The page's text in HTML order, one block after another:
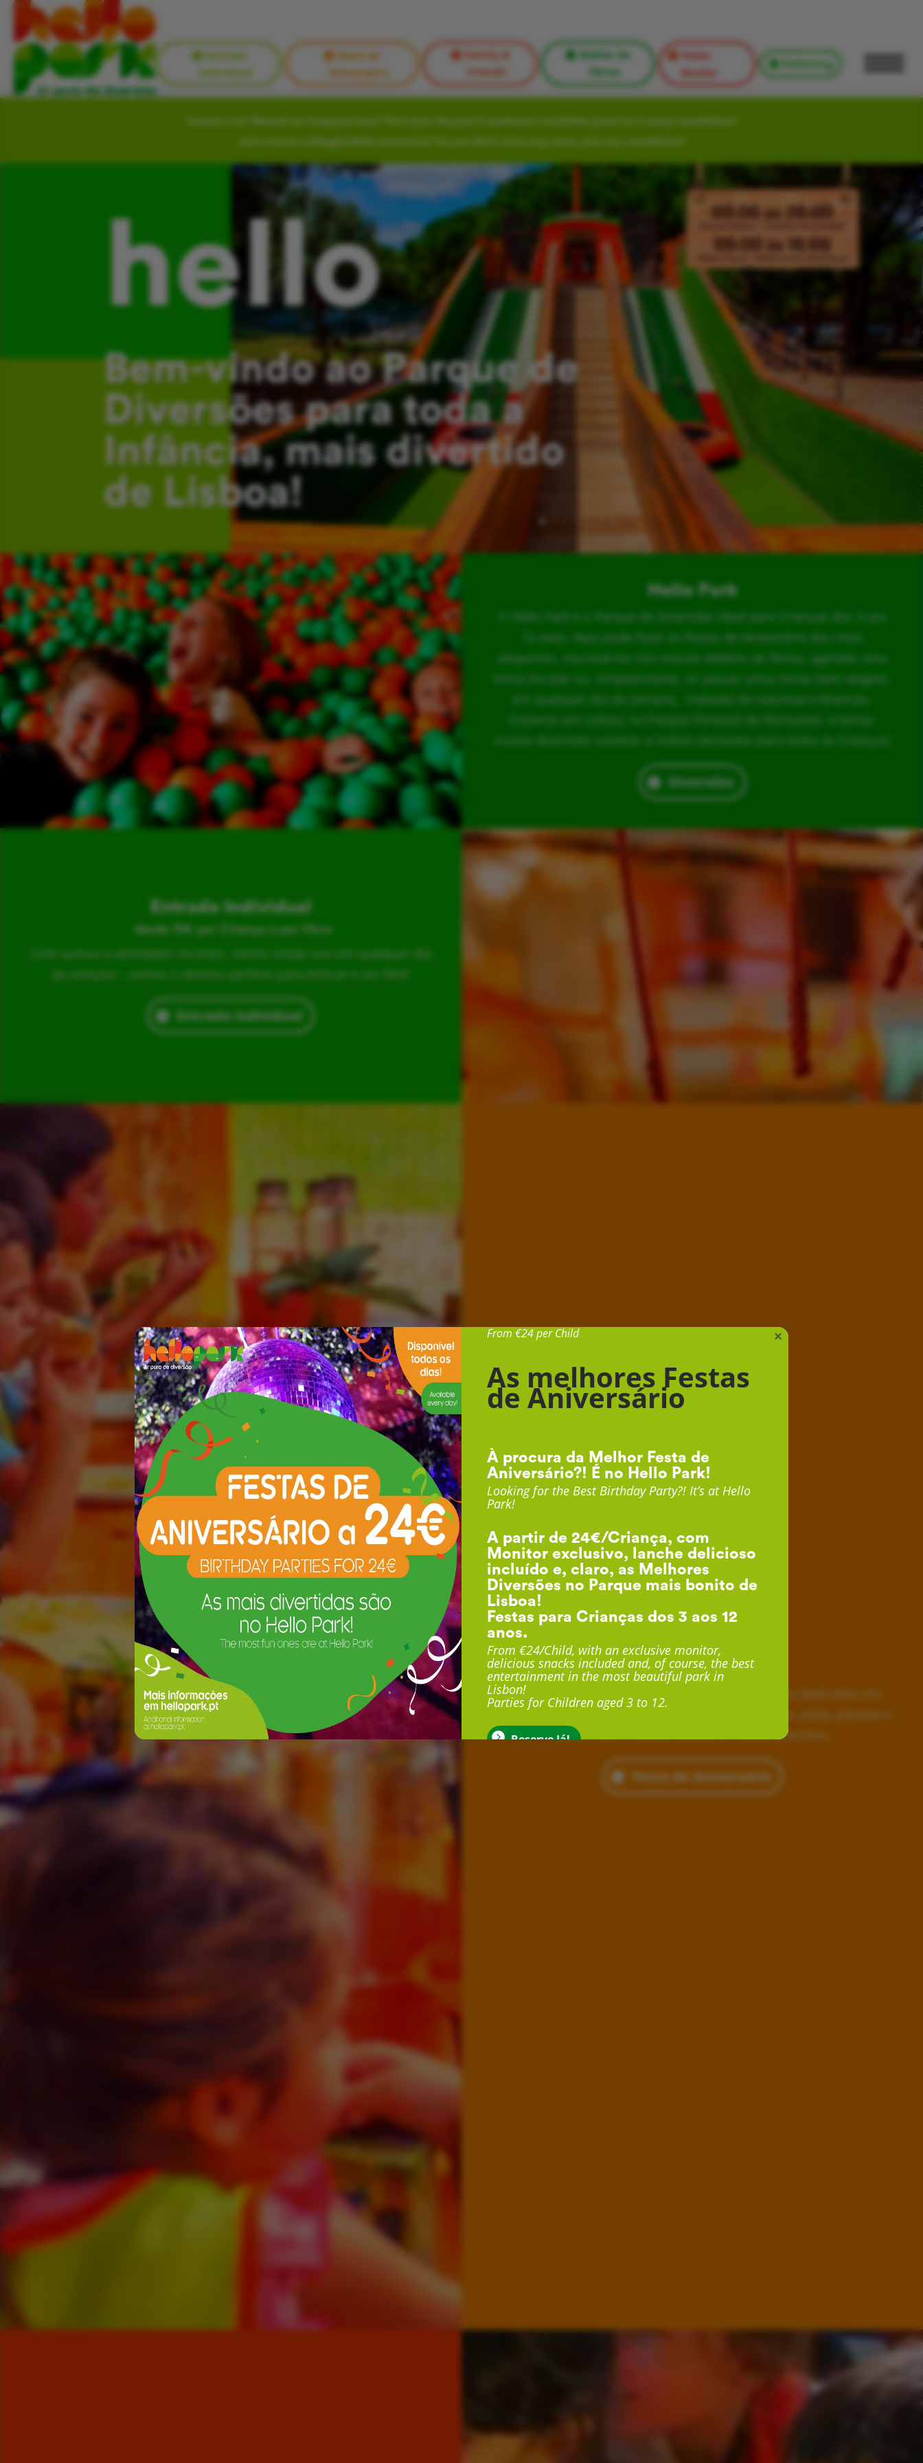
Entrada
Individual
Festa de
Aniversário
Family &
Friends
Atelier de
Férias
Visita
Escolar
Kidsitting
Vamos criar Memórias inesquecíveis? Para que não perca nenhuma novidade junte-se à nossa newsletter!
Let’s create unforgettable memories? So you don’t miss any news, join our newsletter!
hello
Bem-vindo ao Parque de
Diversões para toda a
Infância, mais divertido
de Lisboa!
Hello Park
O Hello Park é o Parque de Diversões ideal para Crianças dos 3 aos
12 anos. Aqui pode fazer as Festas de Aniversário dos mais
pequenos, inscrevê-los nos nossos Ateliers de Férias, agendar uma
Visita Escolar ou, simplesmente, vir passar umas horas bem alegres,
em qualquer dia da semana, rodeado de natureza e diversão.
Estamos em Lisboa, no Parque Florestal de Monsanto, e temos
muitas diversões outdoor e indoor pensadas para todas as Crianças!
Diversões
Entrada Individual
desde 15€ por Criança e por Hora
Com acesso a atividades incríveis. Venha visitar-nos em qualquer dia
da semana – somos o destino perfeito para brincar e ser feliz!
Entrada Individual
Festa de Aniversário
desde 24€ por Criança
Com duração até 3 horas inesquecíveis, monitores dedicados em
exclusivo, sala exclusiva, lanche delicioso com fruta, pizza, pipocas e
muito mais e, ainda, acesso a muitas diversões.
Festa de Aniversário
From €24 per Child
As melhores Festas
de Aniversário
À procura da Melhor Festa de
Aniversário?! É no Hello Park!
Looking for the Best Birthday Party?! It’s at Hello
Park!
A partir de 24€/Criança, com
Monitor exclusivo, lanche delicioso
incluído e, claro, as Melhores
Diversões no Parque mais bonito de
Lisboa!
Festas para Crianças dos 3 aos 12
anos.
From €24/Child, with an exclusive monitor,
delicious snacks included and, of course, the best
entertainment in the most beautiful park in
Lisbon!
Parties for Children aged 3 to 12.
Reserve Já!
×